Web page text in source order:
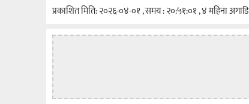
प्रकाशित मिति: २०२६-०४-०१ , समय : २०:५१:०१ , ४ महिना अगाडि